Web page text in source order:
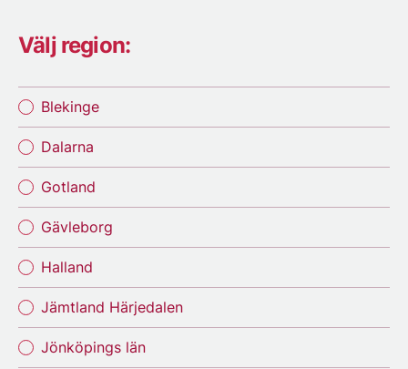
Välj region:
Blekinge
Dalarna
Gotland
Gävleborg
Halland
Jämtland Härjedalen
Jönköpings län